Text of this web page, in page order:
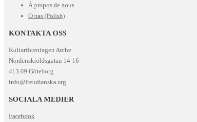
À propos de nous
O nas (Polish)
KONTAKTA OSS
Kulturföreningen Arche
Nordenskiöldsgatan 14-16
413 09 Göteborg
info@freudianska.org
SOCIALA MEDIER
Facebook